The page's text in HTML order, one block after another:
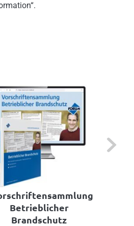
Next
Betrieblicher
Brandschutz